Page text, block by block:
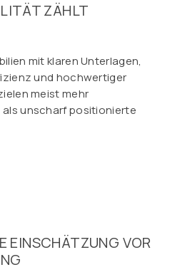
ZÄHLT
mit klaren Unterlagen,
und hochwertiger
meist mehr
als unscharf positionierte
EINSCHÄTZUNG VOR